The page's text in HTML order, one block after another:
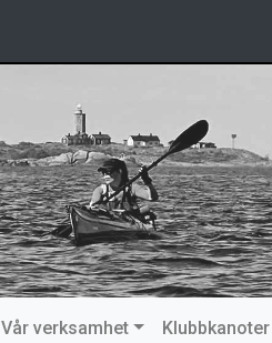
Vår verksamhet Klubbkanoter